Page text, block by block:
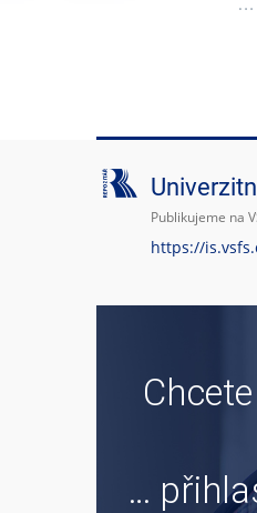
Publikujeme na
https://
…